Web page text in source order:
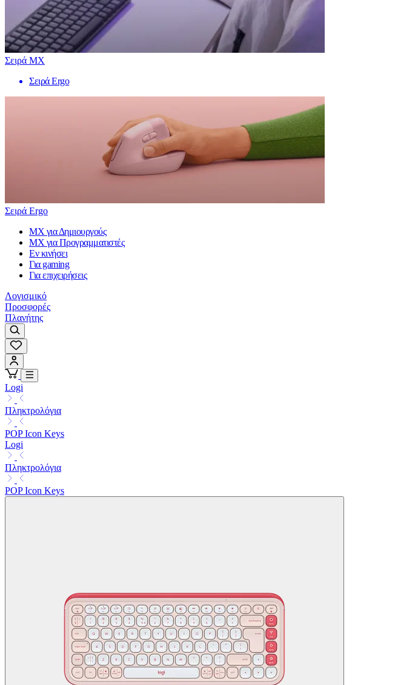
Σειρά MX
Σειρά Ergo
Σειρά Ergo
MX για Δημιουργούς
MX για Προγραμματιστές
Εν κινήσει
Για gaming
Για επιχειρήσεις
Λογισμικό
Προσφορές
Πλανήτης
Logi
Πληκτρολόγια
POP Icon Keys
Logi
Πληκτρολόγια
POP Icon Keys